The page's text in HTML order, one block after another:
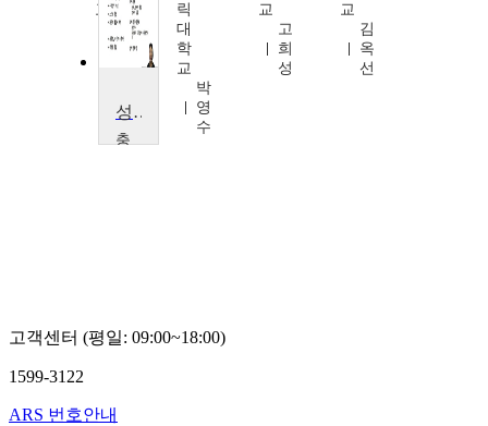
교
이
은
릭
대
학
교
박
영
수
교
고
희
성
교
김
옥
선
성인간호학I
충
고객센터 (평일: 09:00~18:00)
1599-3122
ARS 번호안내